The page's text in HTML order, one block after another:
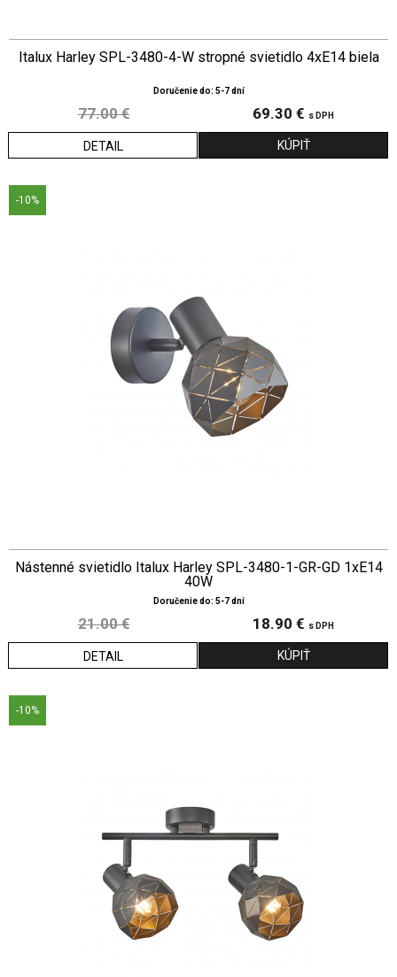
Italux Harley SPL-3480-4-W stropné svietidlo 4xE14 biela
Doručenie do: 5-7 dní
77.00 € 69.30 € s DPH
DETAIL
-10%
Nástenné svietidlo Italux Harley SPL-3480-1-GR-GD 1xE14
40W
Doručenie do: 5-7 dní
21.00 € 18.90 € s DPH
DETAIL
-10%